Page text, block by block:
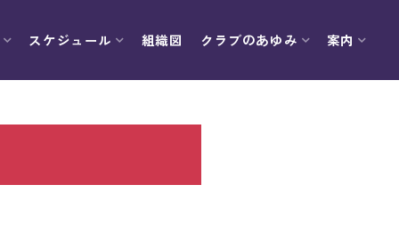
スケジュール 組織図 クラブのあゆみ 案内